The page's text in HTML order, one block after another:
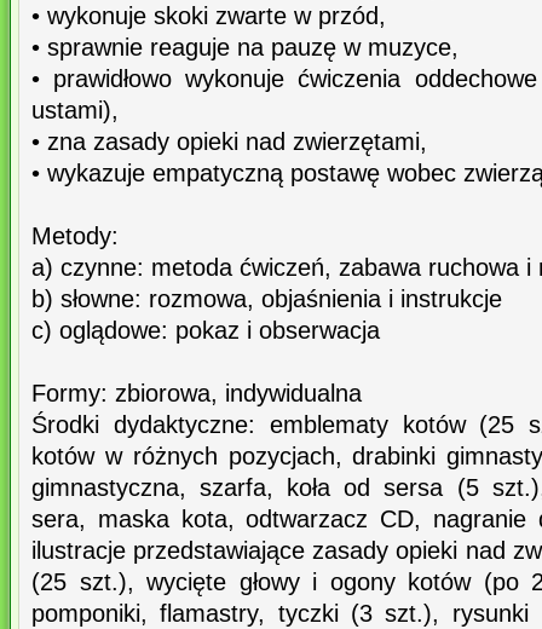
• wykonuje skoki zwarte w przód,
• sprawnie reaguje na pauzę w muzyce,
• prawidłowo wykonuje ćwiczenia
ustami),
• zna zasady opieki nad zwierzętami,
• wykazuje empatyczną postawę wobec
Metody:
a) czynne: metoda ćwiczeń, zabawa ruchowa i
b) słowne: rozmowa, objaśnienia i instrukcje
c) oglądowe: pokaz i obserwacja
Formy: zbiorowa, indywidualna
Środki dydaktyczne: emblematy kotów (25
kotów w różnych pozycjach, drabinki
gimnastyczna, szarfa, koła od sersa (5
sera, maska kota, odtwarzacz CD,
ilustracje przedstawiające zasady opieki nad
(25 szt.), wycięte głowy i ogony kotów (po
pomponiki, flamastry, tyczki (3 szt.),